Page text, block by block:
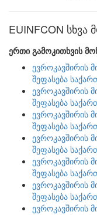
EUINFCON სხვა
ერთი გამოკითხვის
ევროკავშირის
შეფასება
ევროკავშირის
შეფასება
ევროკავშირის
შეფასება
ევროკავშირის
შეფასება
ევროკავშირის
შეფასება
ევროკავშირის
შეფასება
ევროკავშირის